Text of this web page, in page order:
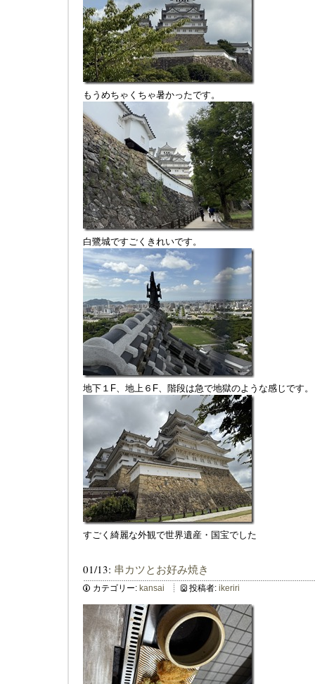
もうめちゃくちゃ暑かったです。
白鷺城ですごくきれいです。
地下１F、地上６F、階段は急で地獄のような感じです。
すごく綺麗な外観で世界遺産・国宝でした
01/13: 串カツとお好み焼き
カテゴリー: kansai 投稿者: ikeriri